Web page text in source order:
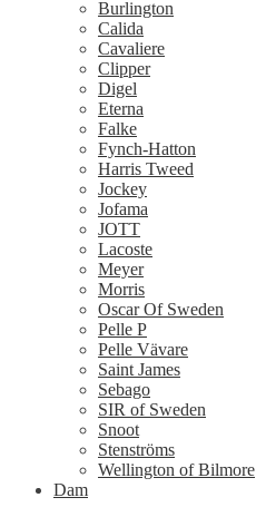
Burlington
Calida
Cavaliere
Clipper
Digel
Eterna
Falke
Fynch-Hatton
Harris Tweed
Jockey
Jofama
JOTT
Lacoste
Meyer
Morris
Oscar Of Sweden
Pelle P
Pelle Vävare
Saint James
Sebago
SIR of Sweden
Snoot
Stenströms
Wellington of Bilmore
Dam